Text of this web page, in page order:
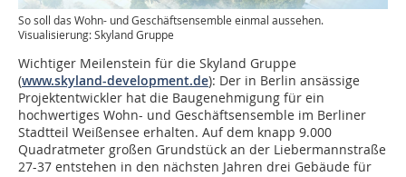
So soll das Wohn- und Geschäftsensemble einmal aussehen.
Visualisierung: Skyland Gruppe
Wichtiger Meilenstein für die Skyland Gruppe
(www.skyland-development.de): Der in Berlin ansässige
Projektentwickler hat die Baugenehmigung für ein
hochwertiges Wohn- und Geschäftsensemble im Berliner
Stadtteil Weißensee erhalten. Auf dem knapp 9.000
Quadratmeter großen Grundstück an der Liebermannstraße
27-37 entstehen in den nächsten Jahren drei Gebäude für